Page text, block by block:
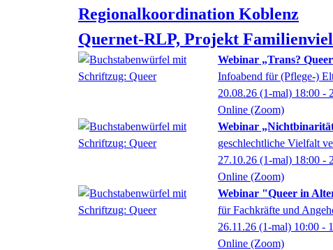
Regionalkoordination Koblenz
Quernet-RLP, Projekt
Webinar „Trans?
Infoabend für (Pflege-)
20.08.26 (1-mal) 18:00 -
Online (Zoom)
Webinar
geschlechtliche Vielfalt
27.10.26 (1-mal) 18:00 -
Online (Zoom)
Webinar "Queer in
für Fachkräfte und
26.11.26 (1-mal) 10:00 -
Online (Zoom)